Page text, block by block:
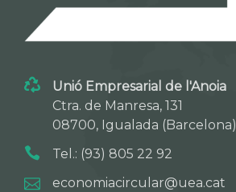
Unió Empresarial de l'Anoia
Ctra. de Manresa, 131
08700, Igualada (Barcelona)
Tel.: (93) 805 22 92
economiacircular@uea.cat